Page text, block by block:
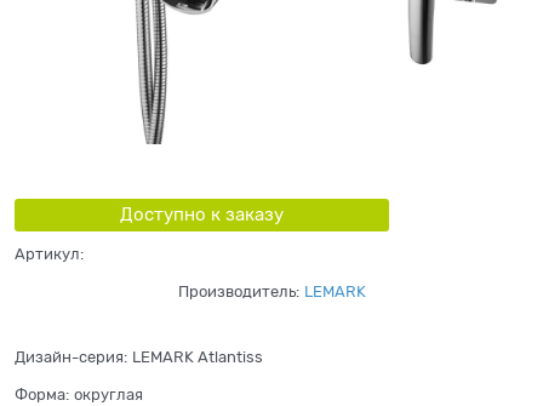
Доступно к заказу
Артикул:
Производитель: LEMARK
Дизайн-серия: LEMARK Atlantiss
Форма: округлая